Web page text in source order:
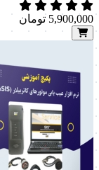
5,900,000 تومان